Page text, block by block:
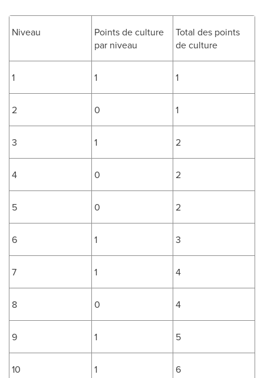
Niveau
Points de culture
par niveau
Total des points
de culture
1 1 1
2 0 1
3 1 2
4 0 2
5 0 2
6 1 3
7 1 4
8 0 4
9 1 5
10 1 6